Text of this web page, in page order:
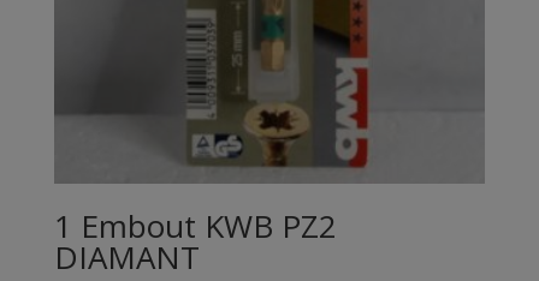
1 Embout KWB PZ2
DIAMANT